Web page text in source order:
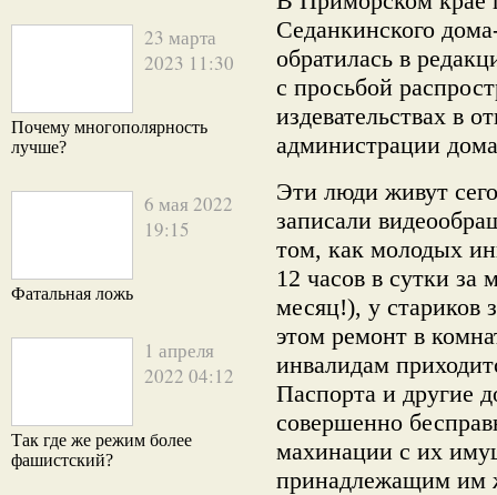
23 марта
2023 11:30
Почему многополярность
лучше?
6 мая 2022
19:15
Фатальная ложь
1 апреля
2022 04:12
Так где же режим более
фашистский?
Седанкинского
обратилась в
с просьбой
издевательствах в
администрации
Эти люди живут
записали
том, как молодых
12 часов в сутки за
месяц!), у стариков
этом ремонт в
инвалидам
Паспорта и другие
совершенно
махинации с их
принадлежащим им